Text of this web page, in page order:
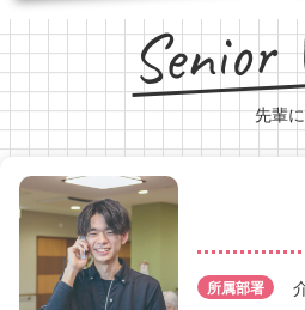
Senior
先輩
所属部署